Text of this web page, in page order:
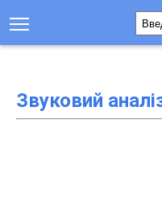
Звуковий